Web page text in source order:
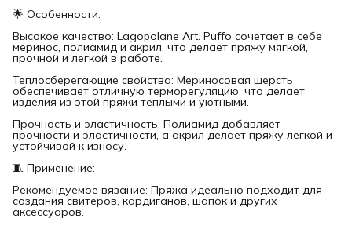
🌟 Особенности:
Высокое качество: Lagopolane Art. Puffo сочетает в себе
меринос, полиамид и акрил, что делает пряжу мягкой,
прочной и легкой в работе.
Теплосберегающие свойства: Мериносовая шерсть
обеспечивает отличную терморегуляцию, что делает
изделия из этой пряжи теплыми и уютными.
Прочность и эластичность: Полиамид добавляет
прочности и эластичности, а акрил делает пряжу легкой и
устойчивой к износу.
🧵 Применение:
Рекомендуемое вязание: Пряжа идеально подходит для
создания свитеров, кардиганов, шапок и других
аксессуаров.